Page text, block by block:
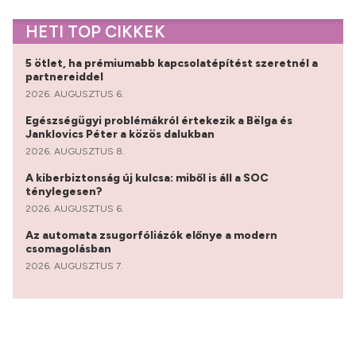
HETI TOP CIKKEK
5 ötlet, ha prémiumabb kapcsolatépítést szeretnél a
partnereiddel
2026. AUGUSZTUS 6.
Egészségügyi problémákról értekezik a Bëlga és
Janklovics Péter a közös dalukban
2026. AUGUSZTUS 8.
A kiberbiztonság új kulcsa: miből is áll a SOC
ténylegesen?
2026. AUGUSZTUS 6.
Az automata zsugorfóliázók előnye a modern
csomagolásban
2026. AUGUSZTUS 7.